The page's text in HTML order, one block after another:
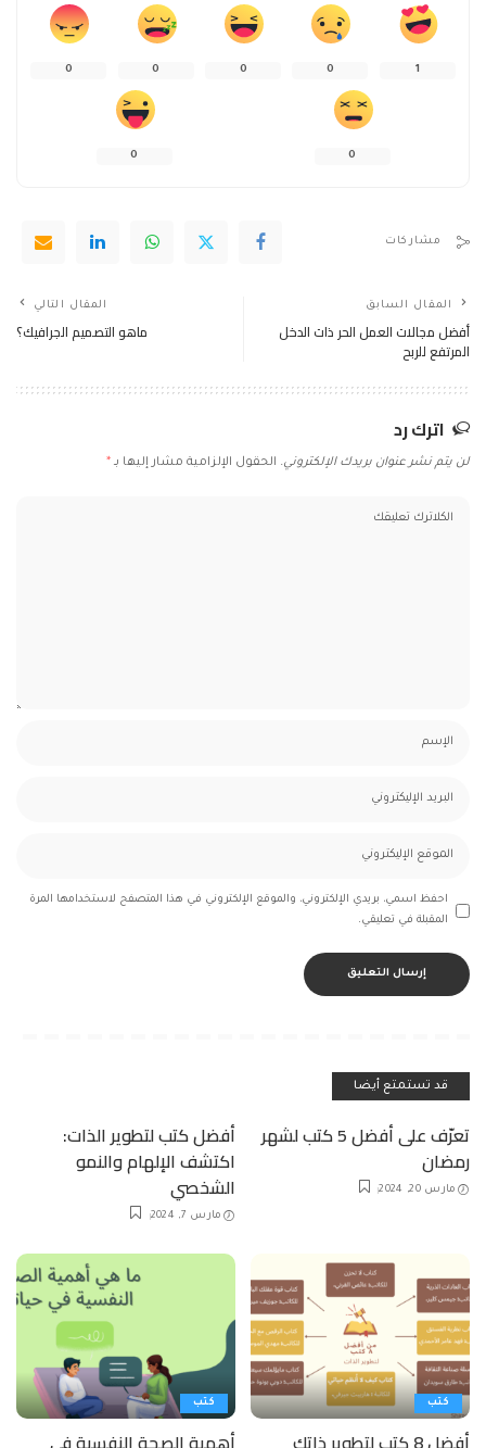
1
0
0
0
0
0
0
مشاركات
المقال السابق
أفضل مجالات العمل الحر ذات الدخل
المرتفع للربح
المقال التالي
ماهو التصميم الجرافيك؟
اترك رد
لن يتم نشر عنوان بريدك الإلكتروني. الحقول الإلزامية مشار إليها بـ *
احفظ اسمي، بريدي الإلكتروني، والموقع الإلكتروني في هذا المتصفح لاستخدامها المرة
المقبلة في تعليقي.
قد تستمتع أيضا
تعرّف على أفضل 5 كتب لشهر
رمضان
مارس 20, 2024
أفضل كتب لتطوير الذات:
اكتشف الإلهام والنمو
الشخصي
مارس 7, 2024
كتب كتب